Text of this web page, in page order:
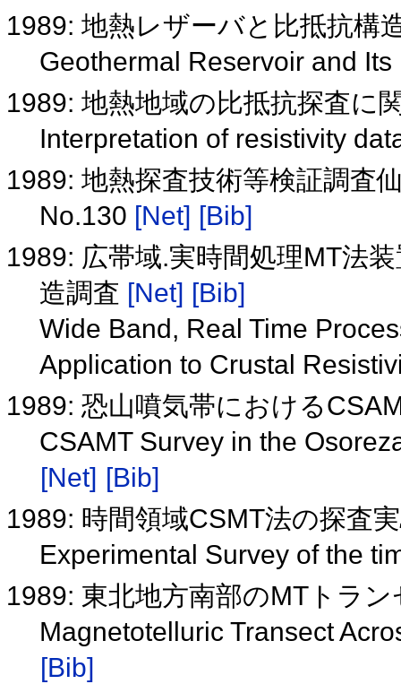
1989: 地熱レザーバと比抵抗構
Geothermal Reservoir and
1989: 地熱地域の比抵抗探査に
Interpretation of resistivity
1989: 地熱探査技術等検証調査
No.130 [Net] [Bib]
1989: 広帯域.実時間処理MT法
造調査 [Net] [Bib]
Wide Band, Real Time
Application to Crustal
1989: 恐山噴気帯における
CSAMT Survey in the
[Net] [Bib]
1989: 時間領域CSMT法の探査
Experimental Survey of the
1989: 東北地方南部のMTトラ
Magnetotelluric Transect
[Bib]